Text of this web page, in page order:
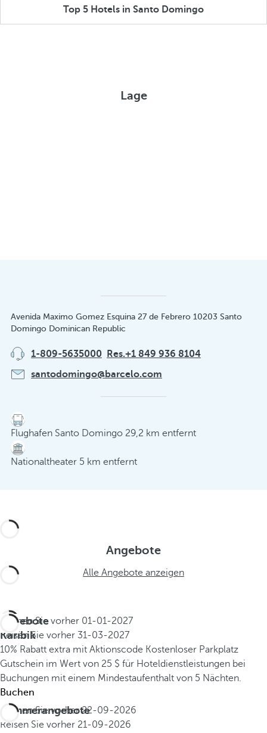
Top 5 Hotels in Santo Domingo
Lage
Avenida Maximo Gomez Esquina 27 de Febrero 10203 Santo
Domingo Dominican Republic
1-809-5635000
Res.+1 849 936 8104
santodomingo@barcelo.com
Flughafen Santo Domingo 29,2 km entfernt
Nationaltheater 5 km entfernt
Angebote
Alle Angebote anzeigen
Angebote
Karibik
Buchen Sie vorher 01-01-2027
Reisen Sie vorher 31-03-2027
10% Rabatt extra mit Aktionscode Kostenloser Parkplatz
Gutschein im Wert von 25 $ für Hoteldienstleistungen bei
Buchungen mit einem Mindestaufenthalt von 5 Nächten.
Buchen
Sommerangebote
Buchen Sie vorher22-09-2026
Reisen Sie vorher 21-09-2026